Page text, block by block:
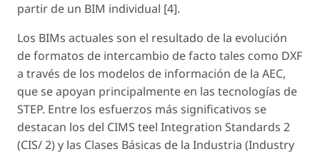
partir de un BIM individual [4].
Los BIMs actuales son el resultado de la evolución
de formatos de intercambio de facto tales como DXF
a través de los modelos de información de la AEC,
que se apoyan principalmente en las tecnologías de
STEP. Entre los esfuerzos más significativos se
destacan los del CIMS teel Integration Standards 2
(CIS/ 2) y las Clases Básicas de la Industria (Industry